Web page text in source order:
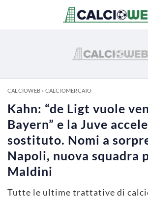
CALCIOWEB» CALCIOMERCATO
Kahn: “de Ligt vuole
Bayern” e la Juve
sostituto. Nomi a
Napoli, nuova squadra
Maldini
Tutte le ultime trattative di